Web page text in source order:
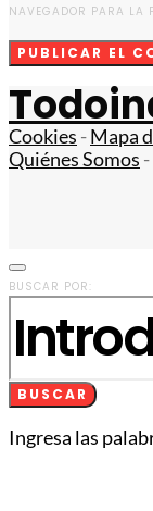
NAVEGADOR PARA LA
Cookies -Mapa
Quiénes Somos -
BUSCAR POR:
BUSCAR
Ingresa las